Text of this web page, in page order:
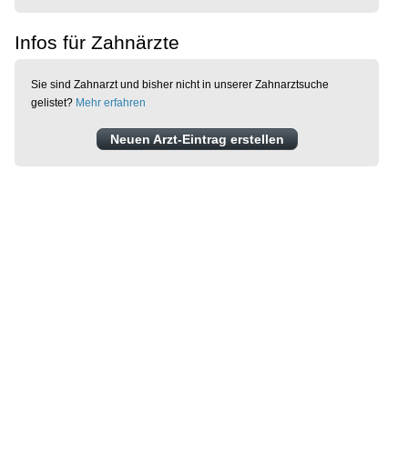
Infos für Zahnärzte
Sie sind Zahnarzt und bisher nicht in unserer Zahnarztsuche
gelistet? Mehr erfahren
Neuen Arzt-Eintrag erstellen